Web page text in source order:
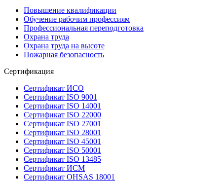
Повышение квалификации
Обучение рабочим профессиям
Профессиональная переподготовка
Охрана труда
Охрана труда на высоте
Пожарная безопасность
Сертификация
Сертификат ИСО
Сертификат ISO 9001
Сертификат ISO 14001
Сертификат ISO 22000
Сертификат ISO 27001
Сертификат ISO 28001
Сертификат ISO 45001
Сертификат ISO 50001
Сертификат ISO 13485
Сертификат ИСМ
Сертификат OHSAS 18001